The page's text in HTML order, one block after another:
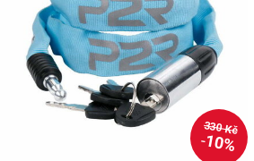
330 Kč
10%